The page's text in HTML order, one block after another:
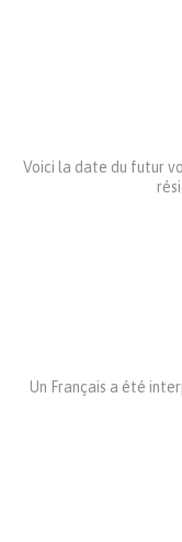
Voici la date du futur
Un Français a été